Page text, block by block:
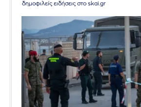
δημοφιλείς ειδήσεις στο skai.gr